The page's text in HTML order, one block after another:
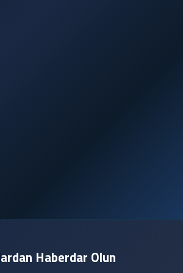
Haberdar Olun